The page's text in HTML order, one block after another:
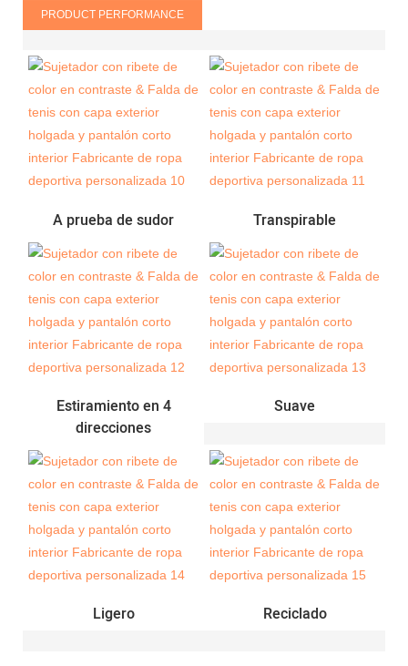
PRODUCT PERFORMANCE
A prueba de sudor Transpirable
Estiramiento en 4
direcciones
Suave
Ligero Reciclado